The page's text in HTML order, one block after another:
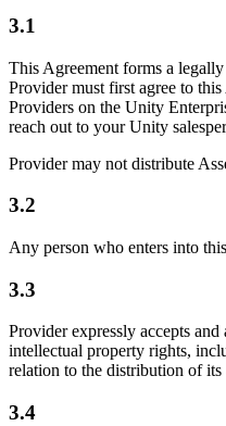
3.1
This Agreement forms a
Provider must first agree to
Providers on the Unity
reach out to your Unity
Provider may not distribute
3.2
Any person who enters into
3.3
Provider expressly accepts
intellectual property rights,
relation to the distribution of its
3.4